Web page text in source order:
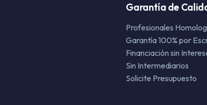
Garantía de
Profesionales
Garantía 100% por
Financiación sin
Sin Intermediarios
Solicite Presupuesto